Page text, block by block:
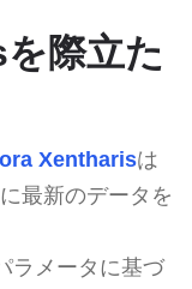
際立た
Xentharisは
最新のデータを
ラメータに基づ